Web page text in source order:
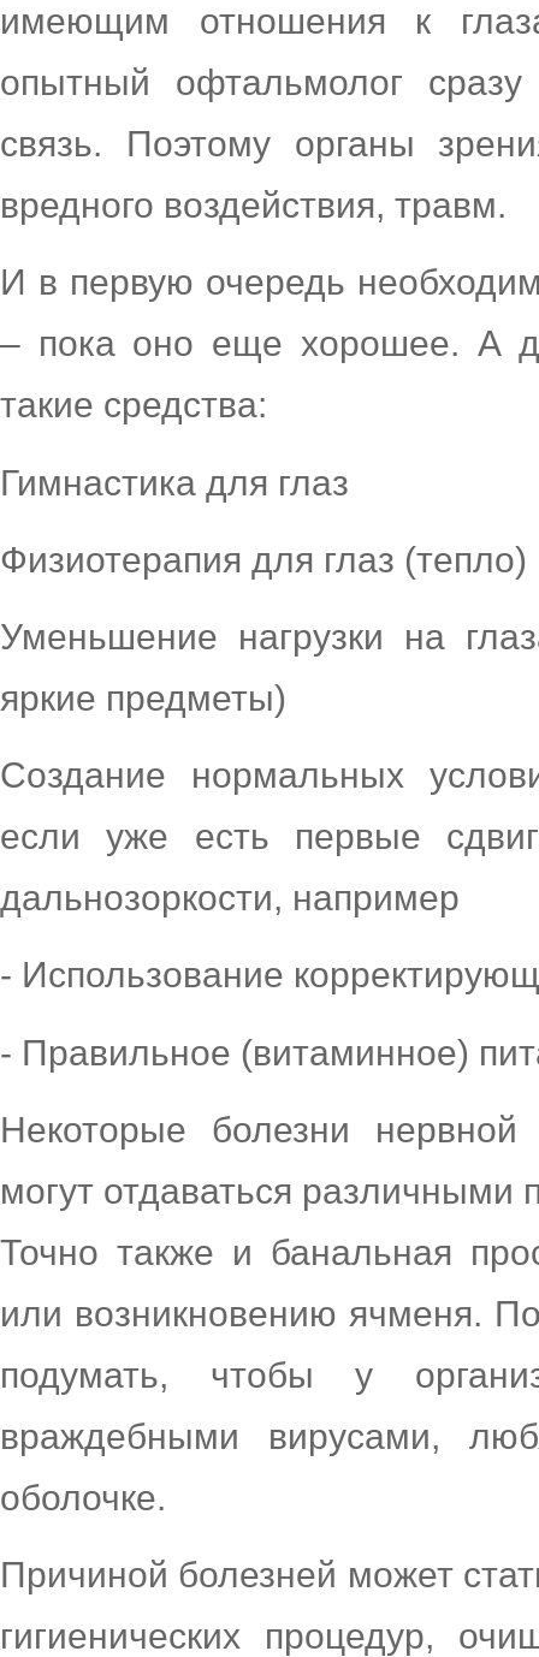
имеющим отношения к
опытный офтальмолог сразу
связь. Поэтому органы
вредного воздействия, травм.
И в первую очередь
– пока оно еще хорошее. А
такие средства:
Гимнастика для глаз
Физиотерапия для глаз (тепло)
Уменьшение нагрузки на
яркие предметы)
Создание нормальных
если уже есть первые
дальнозоркости, например
- Использование
- Правильное (витаминное)
Некоторые болезни
могут отдаваться
Точно также и банальная
или возникновению ячменя.
подумать, чтобы у
враждебными вирусами,
оболочке.
Причиной болезней может
гигиенических процедур,